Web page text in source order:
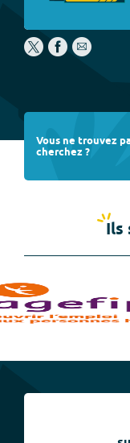
Vous ne trouvez
cherchez ?
Ils